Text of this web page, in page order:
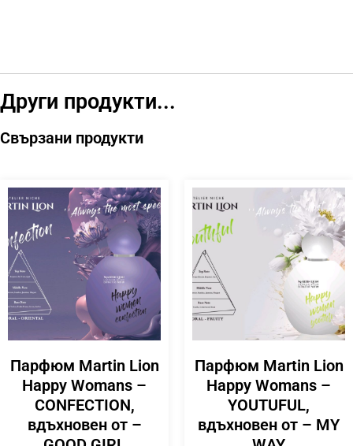
Други продукти...
Свързани продукти
Парфюм Martin Lion
Happy Womans –
CONFECTION,
вдъхновен от –
Парфюм Martin Lion
Happy Womans –
YOUTUFUL,
вдъхновен от – MY